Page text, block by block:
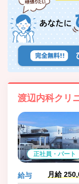
渡辺内科クリ
正社員・パート
給与 月給